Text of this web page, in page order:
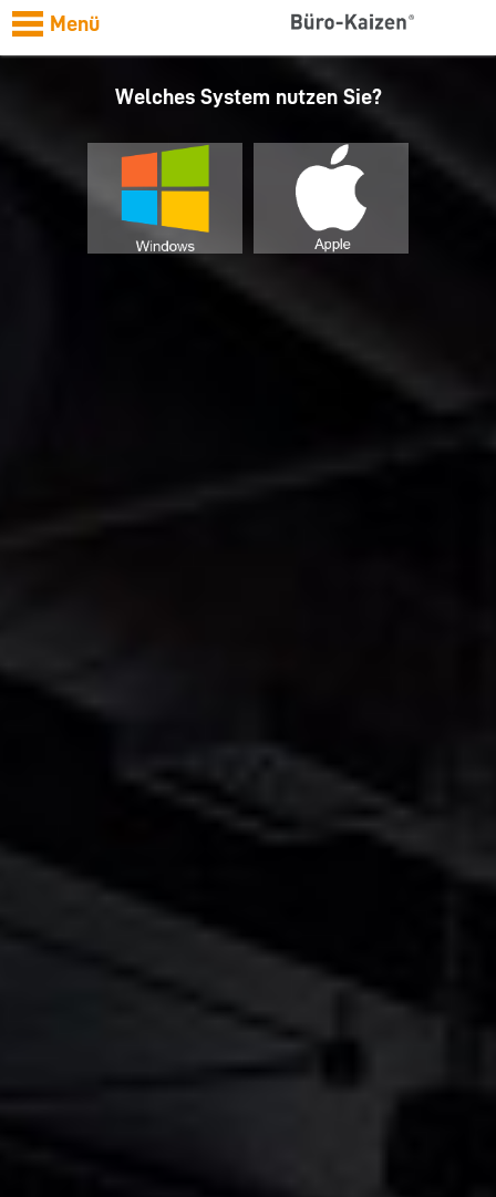
Menü
Welches System nutzen Sie?